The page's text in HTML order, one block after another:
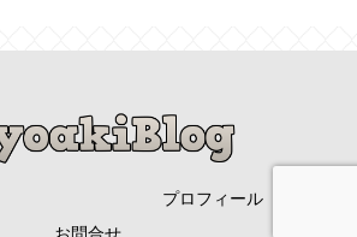
プロフィール